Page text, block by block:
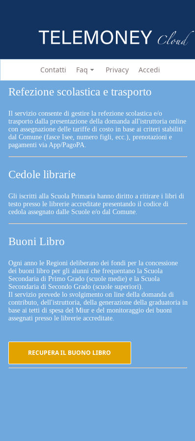
Contatti Faq Privacy Accedi
Refezione scolastica e trasporto
Il servizio consente di gestire la refezione scolastica e/o
trasporto dalla presentazione della domanda all'istruttoria online
con assegnazione delle tariffe di costo in base ai criteri stabiliti
dal Comune (fasce Isee, numero figli, ecc.), prenotazioni e
pagamenti via App/PagoPA.
Cedole librarie
Gli iscritti alla Scuola Primaria hanno diritto a ritirare i libri di
testo presso le librerie accreditate presentando il codice di
cedola assegnato dalle Scuole e/o dal Comune.
Buoni Libro
Ogni anno le Regioni deliberano dei fondi per la concessione
dei buoni libro per gli alunni che frequentano la Scuola
Secondaria di Primo Grado (scuole medie) e la Scuola
Secondaria di Secondo Grado (scuole superiori).
Il servizio prevede lo svolgimento on line della domanda di
contributo, dell'istruttoria, della generazione della graduatoria in
base ai tetti di spesa del Miur e del monitoraggio dei buoni
assegnati presso le librerie accreditate.
RECUPERA IL BUONO LIBRO